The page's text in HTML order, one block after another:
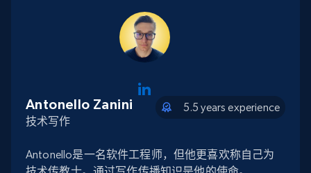
Antonello Zanini
技术写作
5.5 years experience
Antonello是一名软件工程师，但他更喜欢称自己为